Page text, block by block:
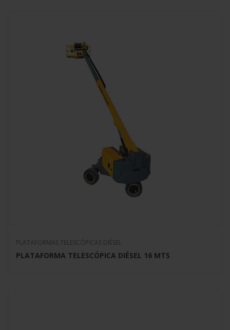
PLATAFORMAS TELESCÓPICAS DIÉSEL
PLATAFORMA TELESCÓPICA DIÉSEL 16 MTS